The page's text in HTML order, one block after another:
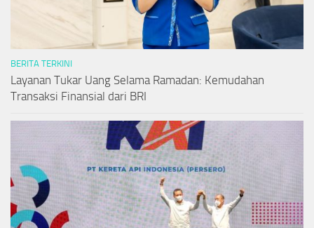
BERITA TERKINI
Layanan Tukar Uang Selama Ramadan: Kemudahan
Transaksi Finansial dari BRI